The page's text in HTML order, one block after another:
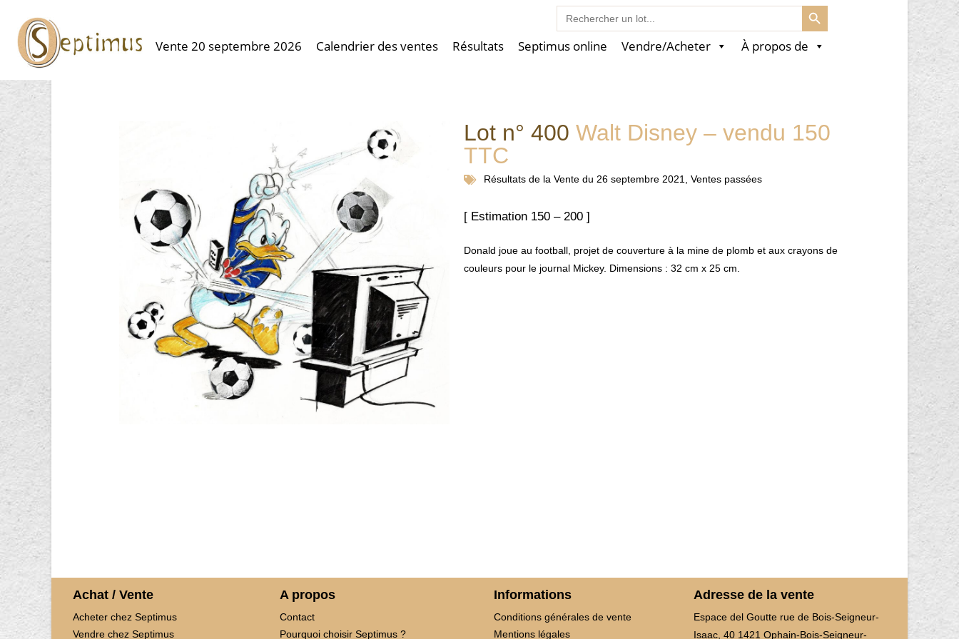
Search
for:
SEARCH BUTTON
Vente 20 septembre 2026 Calendrier des ventes Résultats Septimus online Vendre/Acheter À propos de
Lot n° 400 Walt Disney – vendu 150
TTC
Résultats de la Vente du 26 septembre 2021 Ventes passées
[ Estimation 150 – 200 ]
Donald joue au football, projet de couverture à la mine de plomb et aux crayons de
couleurs pour le journal Mickey. Dimensions : 32 cm x 25 cm.
Achat / Vente
Acheter chez Septimus
Vendre chez Septimus
A propos
Contact
Pourquoi choisir Septimus ?
Informations
Conditions générales de vente
Mentions légales
Adresse de la vente
Espace del Goutte rue de Bois-Seigneur-
Isaac, 40 1421 Ophain-Bois-Seigneur-